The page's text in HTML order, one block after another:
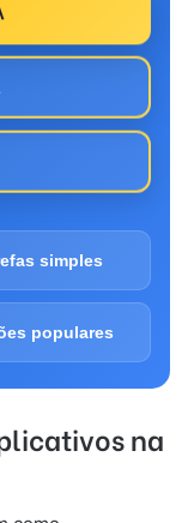
simples
populares
na